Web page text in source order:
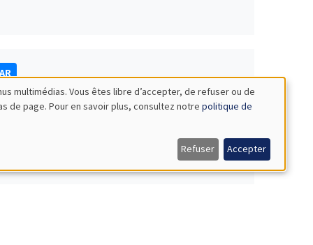
multimédias. Vous êtes libre d’accepter, de refuser ou de
de page. Pour en savoir plus, consultez notre politique de
Refuser Accepter